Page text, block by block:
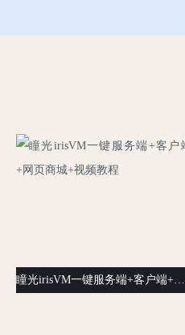
瞳光irisVM一键服务端+客户端+网页商城+视频教程